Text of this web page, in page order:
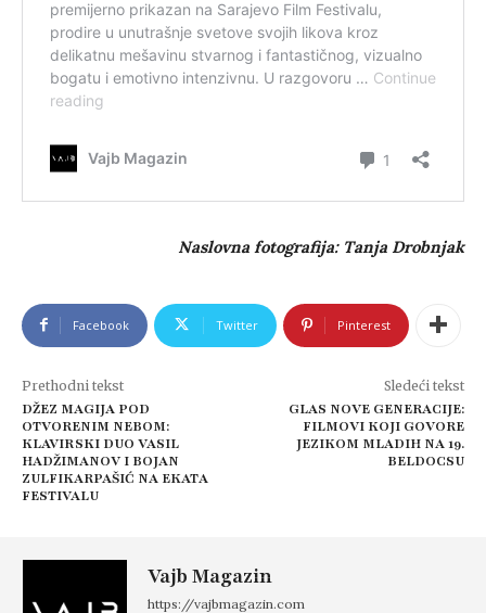
Naslovna fotografija: Tanja Drobnjak
Facebook Twitter Pinterest
Prethodni tekst
DŽEZ MAGIJA POD
OTVORENIM NEBOM:
KLAVIRSKI DUO VASIL
HADŽIMANOV I BOJAN
ZULFIKARPAŠIĆ NA EKATA
FESTIVALU
Sledeći tekst
GLAS NOVE GENERACIJE:
FILMOVI KOJI GOVORE
JEZIKOM MLADIH NA 19.
BELDOCSU
Vajb Magazin
https://vajbmagazin.com